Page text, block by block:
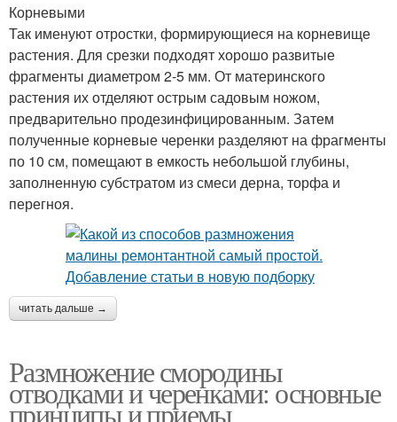
Корневыми
Так именуют отростки, формирующиеся на корневище
растения. Для срезки подходят хорошо развитые
фрагменты диаметром 2-5 мм. От материнского
растения их отделяют острым садовым ножом,
предварительно продезинфицированным. Затем
полученные корневые черенки разделяют на фрагменты
по 10 см, помещают в емкость небольшой глубины,
заполненную субстратом из смеси дерна, торфа и
перегноя.
читать дальше →
Размножение смородины
отводками и черенками: основные
принципы и приемы